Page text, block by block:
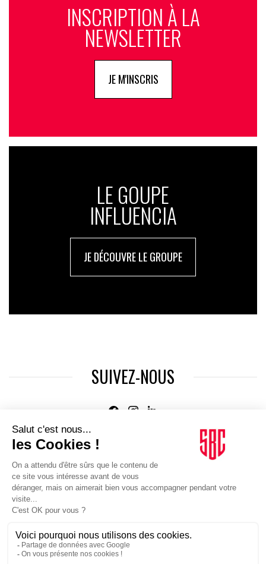
INSCRIPTION À LA
NEWSLETTER
JE M'INSCRIS
LE GOUPE
INFLUENCIA
JE DÉCOUVRE LE GROUPE
SUIVEZ-NOUS
Agence web:Novius